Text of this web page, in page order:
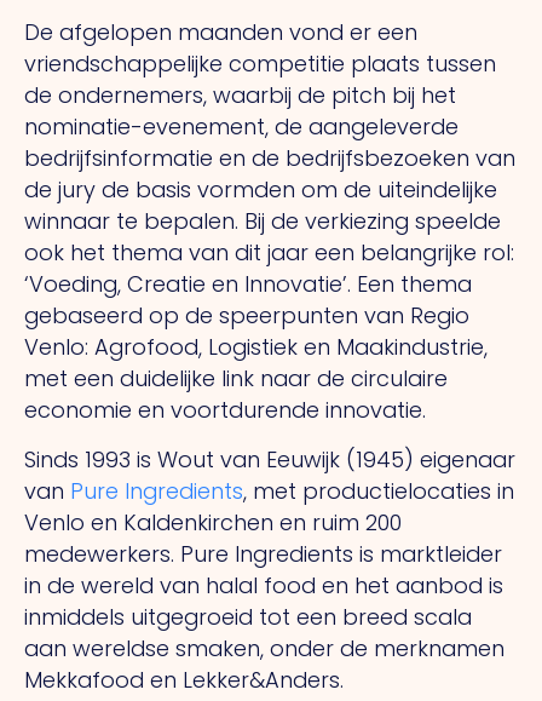
De afgelopen maanden vond er een
vriendschappelijke competitie plaats tussen
de ondernemers, waarbij de pitch bij het
nominatie-evenement, de aangeleverde
bedrijfsinformatie en de bedrijfsbezoeken van
de jury de basis vormden om de uiteindelijke
winnaar te bepalen. Bij de verkiezing speelde
ook het thema van dit jaar een belangrijke rol:
‘Voeding, Creatie en Innovatie’. Een thema
gebaseerd op de speerpunten van Regio
Venlo: Agrofood, Logistiek en Maakindustrie,
met een duidelijke link naar de circulaire
economie en voortdurende innovatie.
Sinds 1993 is Wout van Eeuwijk (1945) eigenaar
van Pure Ingredients, met productielocaties in
Venlo en Kaldenkirchen en ruim 200
medewerkers. Pure Ingredients is marktleider
in de wereld van halal food en het aanbod is
inmiddels uitgegroeid tot een breed scala
aan wereldse smaken, onder de merknamen
Mekkafood en Lekker&Anders.